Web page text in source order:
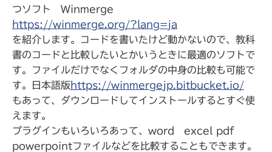
つソフト Winmerge
https://winmerge.org/?lang=ja
を紹介します。コードを書いたけど動かないので、教科
書のコードと比較したいとかいうときに最適のソフトで
す。ファイルだけでなくフォルダの中身の比較も可能で
す。日本語版https://winmergejp.bitbucket.io/
もあって、ダウンロードしてインストールするとすぐ使
えます。
プラグインもいろいろあって、word excel pdf
powerpointファイルなどを比較することもできます。